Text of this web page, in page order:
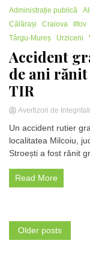
Administrație publică
Călărași
Craiova Ilfov
Târgu-Mureș
Urziceni
Accident
de ani
TIR
Avertizori de
Un accident rutier
localitatea Milcoiu,
Stroești a fost rănit
Read More
Posts
Older posts